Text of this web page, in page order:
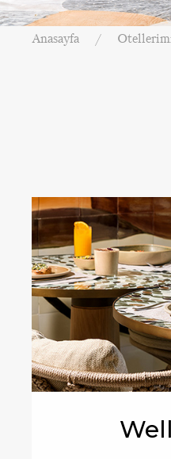
Anasayfa